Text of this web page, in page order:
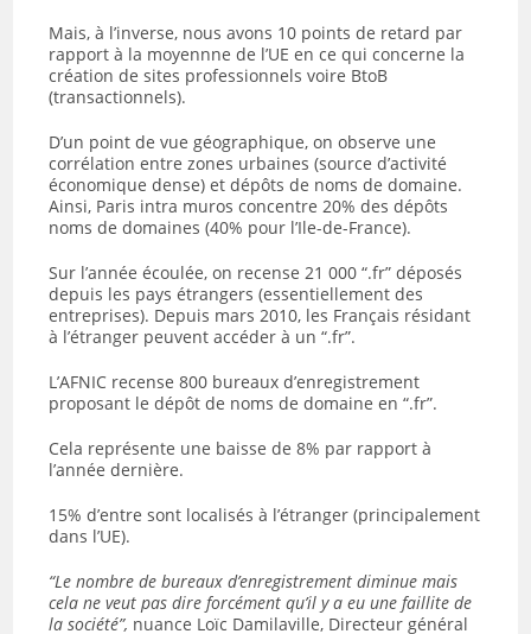
Mais, à l’inverse, nous avons 10 points de retard par
rapport à la moyennne de l’UE en ce qui concerne la
création de sites professionnels voire BtoB
(transactionnels).
D’un point de vue géographique, on observe une
corrélation entre zones urbaines (source d’activité
économique dense) et dépôts de noms de domaine.
Ainsi, Paris intra muros concentre 20% des dépôts
noms de domaines (40% pour l’Ile-de-France).
Sur l’année écoulée, on recense 21 000 “.fr” déposés
depuis les pays étrangers (essentiellement des
entreprises). Depuis mars 2010, les Français résidant
à l’étranger peuvent accéder à un “.fr”.
L’AFNIC recense 800 bureaux d’enregistrement
proposant le dépôt de noms de domaine en “.fr”.
Cela représente une baisse de 8% par rapport à
l’année dernière.
15% d’entre sont localisés à l’étranger (principalement
dans l’UE).
“Le nombre de bureaux d’enregistrement diminue mais
cela ne veut pas dire forcément qu’il y a eu une faillite de
la société”, nuance Loïc Damilaville, Directeur général